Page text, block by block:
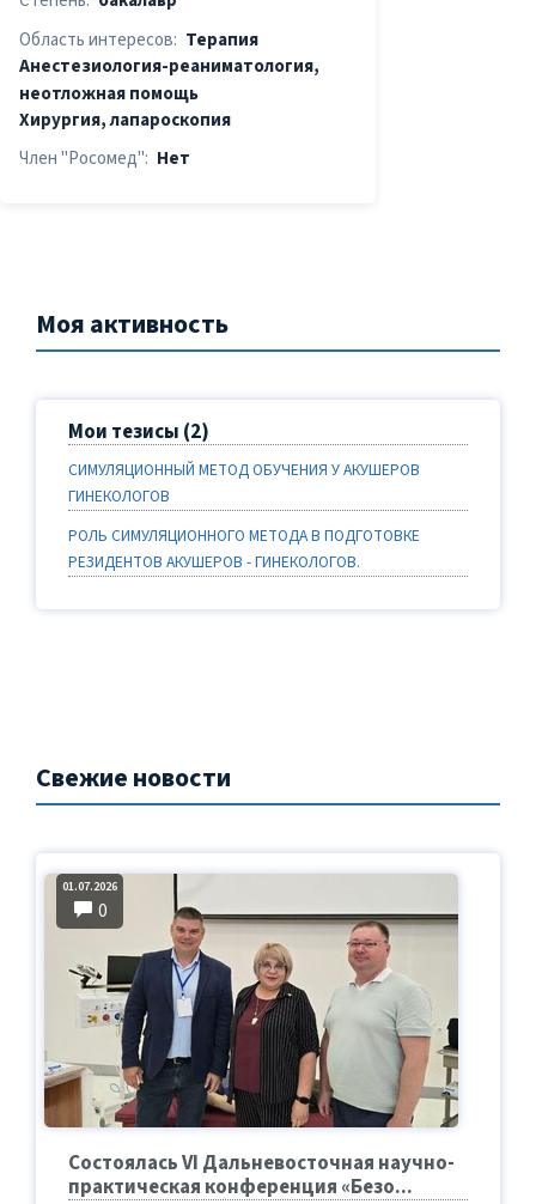
Область интересов: Терапия
Анестезиология-реаниматология,
неотложная помощь
Хирургия, лапароскопия
Член "Росомед": Нет
Моя активность
Мои тезисы (2)
СИМУЛЯЦИОННЫЙ МЕТОД ОБУЧЕНИЯ У АКУШЕРОВ
ГИНЕКОЛОГОВ
РОЛЬ СИМУЛЯЦИОННОГО МЕТОДА В ПОДГОТОВКЕ
РЕЗИДЕНТОВ АКУШЕРОВ - ГИНЕКОЛОГОВ.
Свежие новости
01.07.2026
0
Состоялась VI Дальневосточная научно-
практическая конференция «Безо...